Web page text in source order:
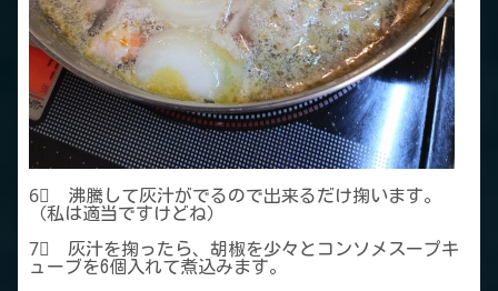
6⃣ 沸騰して灰汁がでるので出来るだけ掬います。
（私は適当ですけどね）
7⃣ 灰汁を掬ったら、胡椒を少々とコンソメスープキ
ューブを6個入れて煮込みます。